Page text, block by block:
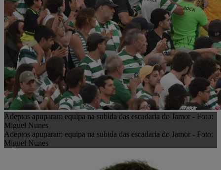
Adeptos apuparam equipa na subida das escadaria do Jamor - Foto:
Miguel Nunes
Adeptos apuparam equipa na subida das escadaria do Jamor - Foto:
Miguel Nunes